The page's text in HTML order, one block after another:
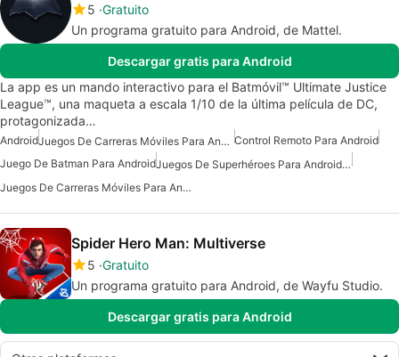
5 Gratuito
Un programa gratuito para Android, de Mattel.
Descargar gratis para Android
La app es un mando interactivo para el Batmóvil™ Ultimate Justice
League™, una maqueta a escala 1/10 de la última película de DC,
protagonizada…
Android Juegos De Carreras Móviles Para Android Control Remoto Para Android
Juego De Batman Para Android
Juegos De Superhéroes Para Android Gratis
Juegos De Carreras Móviles Para Android Gratis
Spider Hero Man: Multiverse
5 Gratuito
Un programa gratuito para Android, de Wayfu Studio.
Descargar gratis para Android